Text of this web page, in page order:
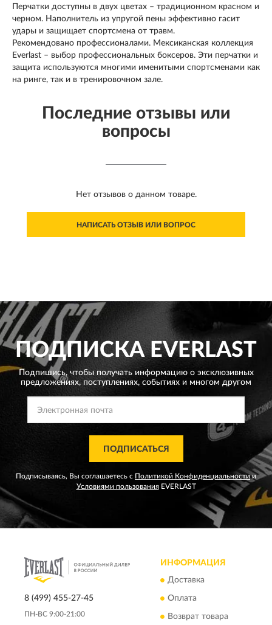
Перчатки доступны в двух цветах – традиционном красном и
черном. Наполнитель из упругой пены эффективно гасит
удары и защищает спортсмена от травм.
Рекомендовано профессионалами. Мексиканская коллекция
Everlast – выбор профессиональных боксеров. Эти перчатки и
защита используются многими именитыми спортсменами как
на ринге, так и в тренировочном зале.
Последние отзывы или
вопросы
Нет отзывов о данном товаре.
НАПИСАТЬ ОТЗЫВ ИЛИ ВОПРОС
ПОДПИСКАEVERLAST
Подпишись, чтобы получать информацию о эксклюзивных
предложениях, поступлениях, событиях и многом другом
ПОДПИСАТЬСЯ
Подписываясь, Вы соглашаетесь с Политикой Конфиденциальности и
Условиями пользованияEVERLAST
8 (499) 455-27-45
ПН-ВС 9:00-21:00
ИНФОРМАЦИЯ
Доставка
Оплата
Возврат товара